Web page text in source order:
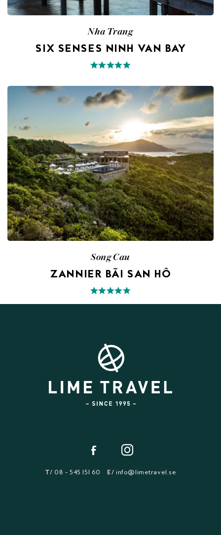
Nha Trang
SIX SENSES NINH VAN BAY
Song Cau
ZANNIER BÃI SAN HÔ
T/ 08 - 545 151 60 E/ info@limetravel.se